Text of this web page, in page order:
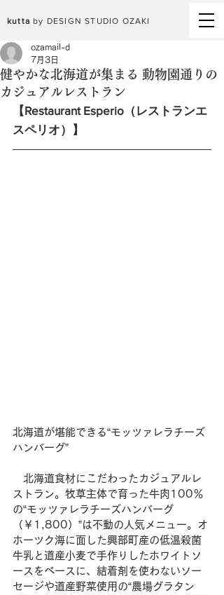
kutta by DESIGN STUDIO OZAKI
健やかな北海道が集まる 動物園通りの
カジュアルレストラン
ozamail-d
7月3日
【Restaurant Esperio（レストランエ
スペリオ）】
北海道が堪能できる“モッツァレラチーズ
ハンバーグ”
北海道食材にこだわったカジュアルレ
ストラン。牧草主体で育った牛肉100％
の“モッツァレラチーズハンバーグ
（￥1,800）”は不動の人気メニュー。オ
ホーツク海に面した興部町産の低温殺菌
牛乳と道産小麦で手作りしたホワイトソ
ースをベースに、結着剤を使わないソー
セージや道産野菜使用の“農場グラタン